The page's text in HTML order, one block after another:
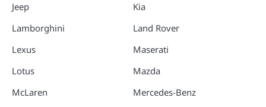
Jeep
Lamborghini
Lexus
Lotus
McLaren
Kia
Land Rover
Maserati
Mazda
Mercedes-Benz